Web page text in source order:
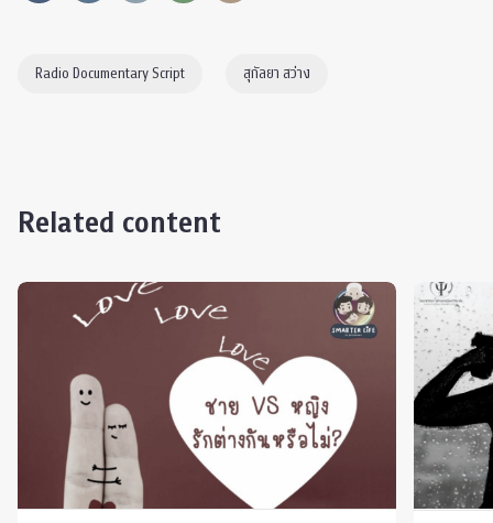
Radio Documentary Script สุกัลยา สว่าง
Related content